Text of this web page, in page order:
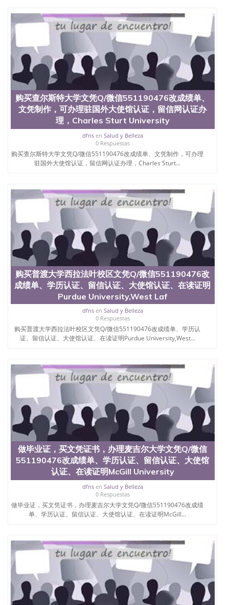
551190476办国外文凭可找工作QQ微信551190476国
外大学有毕业证QQ微信551190476办理国外毕业证价
格QQ微信551190476国外编号查询QQ微信551190476
办理国外文凭要交定金吗QQ微信551190476办国外可
查文凭QQ微信551190476网上购买真文凭可信吗QQ
微信551190476学士学位证书查询机构QQ微信
551190476 国外资格证书办理QQ微信551190476如何
办理学历认证QQ微信551190476海外文凭认证办理
QQ微信551190476 圣何塞州立大学（San Jose State
University, 又译为“圣荷西州立大学”）成立于1857
年，简称SJSU，是加州历史悠久的大学之一，也是美
西地区的公立大学之一。位于圣何塞市San Jose中
心，占地154公顷。它是一所位于加利福尼亚州的著
名综合性公立大学，它以极高的就业率，全美名列前
茅的毕业薪资，浓厚的多元化学术氛围，杰出的本科
教育质量，被《福克斯》杂志评选为全美50强公立综
合性大学，每年有来自世界各地的成百上千的海外学
誉为美国本科教育质量的核心代表。其计算机系与会
计系更是在当今美国大学教学排名中表现优异。其毕
业生大多可以在其所处地域的世界硅谷中心得到工作
机会。许多硅谷公司甚至在学生大三和大四的学期提
供许多相应科系的实习机会。无论是加州大学系统
(UC)，还是加州州立大学系统(CSU), 圣何塞州立大学
都占据着加州所有大学中的地理位置。 圣何塞州立大
学座落于硅谷(Silicon Valley), 于附近的旧金山-圣何塞
地区为全美的重要科技中心。约有学生三万人，超过
134种学士学科和65个硕士学科，并有来自世界60余
国的学生来此就读。其有名的科系如计算机科学，电
子工程学，工商管理学，艺术设计，和航空学等，深
受性肯定及好评；而各种大学部和研究所的商学课程
也吸引了众多不同国家的专业人士前来研究与学习。
二、办理流程： 1、收集客户办理信息； 2、客户付
定金下单； 3、公司确认到账转制作点做电子图；
款； 7、快递给客户（国内顺丰，国外DHL）。 三、
真实网上可查的证明材料 1、教育部学历学位认证，
留服真实存档可查，存档。 2、留学回国人员证明
（使馆认证），使馆网站真实存档可查。 3、留信网
真实可查认证办理，存档可查，终身受用。 四、办理
流程农业科学院、艺术与建筑学院、商学院、交流学
院、地球及物质科学院、教育学院、工程学院、健康
与人类发展学院、信息工程与科学学院、人文学院、
护理学院、科学学院等。学校的教育学院排名在全美
前十名，工学院排名在前十五名，且继续攀升中。纽
约大学为学生们提供本科、硕士及博士学位。学校的
专业课程包括：会计学、MBA、财务、教育、建筑工
程、经济、医学、护理、文学、音乐、生物学、统计
学、美术、电子工程、天文学、农业、环境污染控
制、历史、电气工程、生物工程、建筑设计、工商管
理、材料科学、机械工程、航天工程、土木工程、数
科、金融专业 1、客户提供相关材料，确定客户办理
信息，给出操作方案； 2、补充毕业证成绩单等相关
材料； 3、留服注册申请账号，付定金； 4、预约递
交时间，公司人员陪同客户本人一起去留服递交材
料； 5、等待结果，完成结果书留服直接邮寄给客户
6、客户确认收到结果，付余款。 我们对海外大学及
购买查尔斯特大学文凭Q/微信551190476改成绩单、
文凭制作，可办理驻国外大使馆认证，留信网认证办
理，Charles Sturt University
dfnsen Salud y Belleza
0 Respuestas
购买查尔斯特大学文凭Q/微信551190476改成绩单、文凭制作，可办理
驻国外大使馆认证，留信网认证办理，Charles Sturt...
购买普渡大学西拉法叶校区文凭Q/微信551190476改
成绩单、学历认证、留信认证、大使馆认证、在读证明
Purdue University,West Laf
dfnsen Salud y Belleza
0 Respuestas
购买普渡大学西拉法叶校区文凭Q/微信551190476改成绩单、学历认
证、留信认证、大使馆认证、在读证明Purdue University,West...
做毕业证，买文凭证书，办理麦吉尔大学文凭Q/微信
551190476改成绩单、学历认证、留信认证、大使馆
认证、在读证明McGill University
dfnsen Salud y Belleza
0 Respuestas
做毕业证，买文凭证书，办理麦吉尔大学文凭Q/微信551190476改成绩
单、学历认证、留信认证、大使馆认证、在读证明McGill...